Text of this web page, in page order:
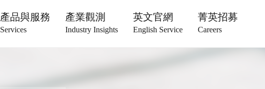
產品與服務
Services
產業觀測
Industry Insights
英文官網
English Service
菁英招募
Careers